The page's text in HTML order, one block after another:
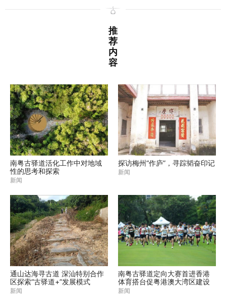
推
荐
内
容
南粤古驿道活化工作中对地域
性的思考和探索
新闻
探访梅州“作庐”，寻踪韬奋印记
新闻
通山达海寻古道 深汕特别合作
区探索“古驿道+”发展模式
新闻
南粤古驿道定向大赛首进香港
体育搭台促粤港澳大湾区建设
新闻